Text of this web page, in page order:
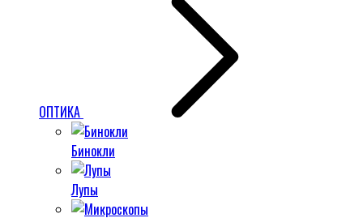
ОПТИКА
Бинокли
Лупы